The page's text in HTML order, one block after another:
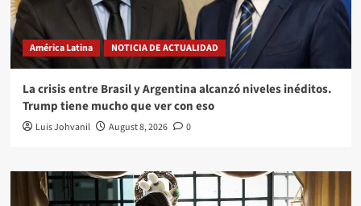
América Latina NOTICIA DE ACTUALIDAD
La crisis entre Brasil y Argentina alcanzó niveles inéditos.
Trump tiene mucho que ver con eso
Luis Johvanil August 8, 2026 0